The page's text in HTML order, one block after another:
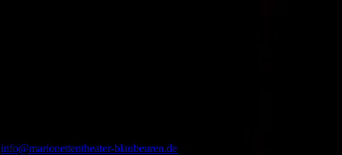
info@marionettentheater-blaubeuren.de